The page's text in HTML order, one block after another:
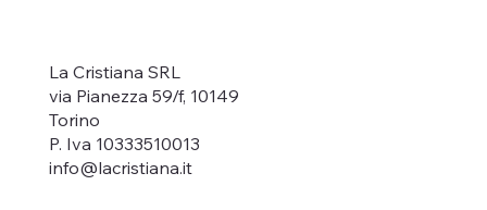
La Cristiana SRL
via Pianezza 59/f, 10149
Torino
P. Iva 10333510013
info@lacristiana.it